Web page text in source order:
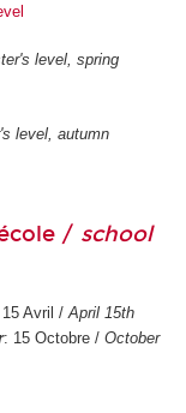
level, spring
level, autumn
/ school
Avril /April 15th
: 15 Octobre / October